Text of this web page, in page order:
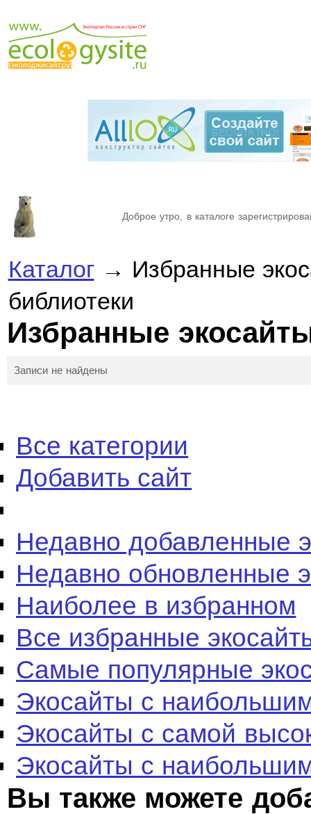
Доброе утро, в каталоге
Каталог→ Избранные
библиотеки
Избранные
Записи не найдены
Все категории
Добавить сайт
Недавно добавленные
Недавно обновленные
Наиболее в избранном
Все избранные
Самые популярные
Экосайты с
Экосайты с самой
Экосайты с
Вы также можете